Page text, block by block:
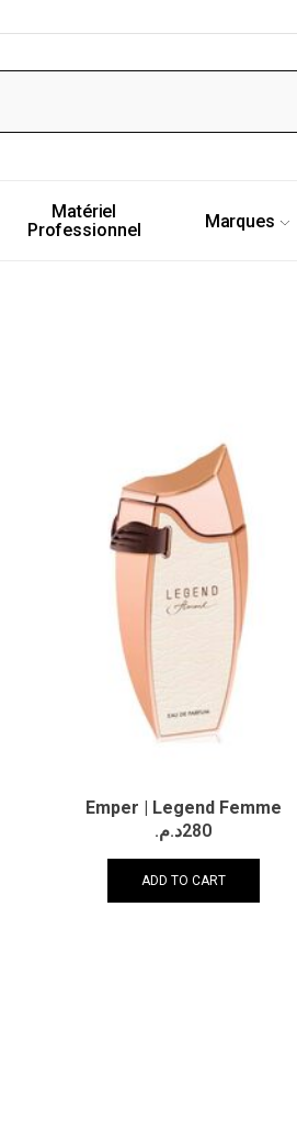
Matériel
Professionnel
Marques
Emper | Legend Femme
280د.م.
ADD TO CART